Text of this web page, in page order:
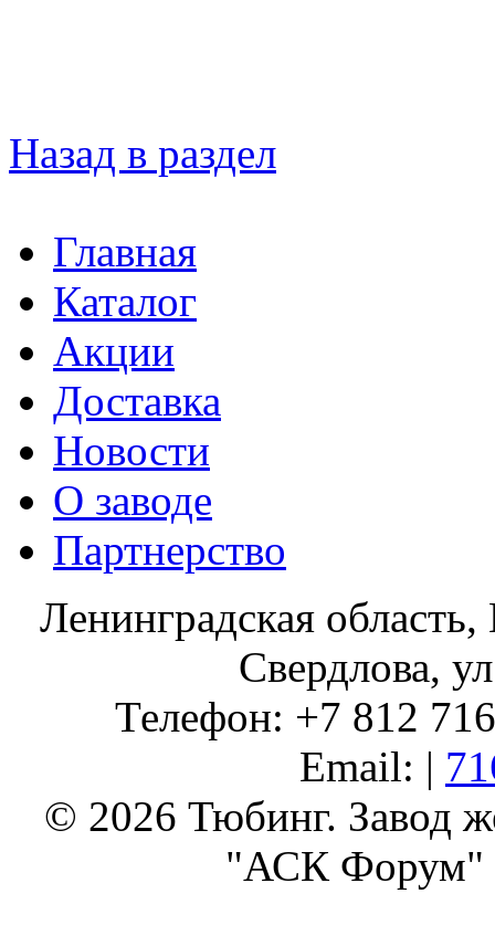
Назад в раздел
Главная
Каталог
Акции
Доставка
Новости
О заводе
Партнерство
Ленинградская
Свердлова,
Телефон: +7 812
Email: |
© 2026 Тюбинг. Завод
"АСК Форум"